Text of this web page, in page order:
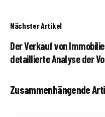
Nächster Artikel
Der Verkauf von
detaillierte Analyse der
Zusammenhängende